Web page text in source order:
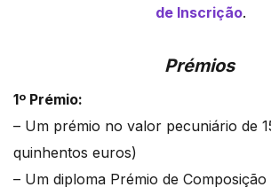
de Inscrição.
Prémios
1º Prémio:
– Um prémio no valor pecuniário de
quinhentos euros)
– Um diploma Prémio de